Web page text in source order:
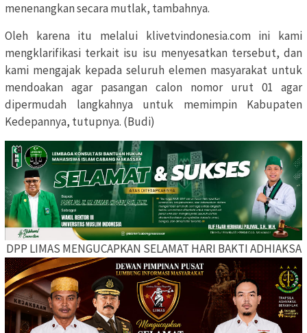
menenangkan secara mutlak, tambahnya.
Oleh karena itu melalui klivetvindonesia.com ini kami
mengklarifikasi terkait isu isu menyesatkan tersebut, dan
kami mengajak kepada seluruh elemen masyarakat untuk
mendoakan agar pasangan calon nomor urut 01 agar
dipermudah langkahnya untuk memimpin Kabupaten
Kedepannya, tutupnya. (Budi)
DPP LIMAS MENGUCAPKAN SELAMAT HARI BAKTI ADHIAKSA